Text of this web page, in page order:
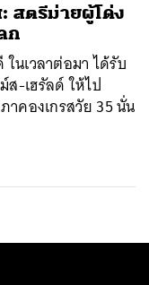
สตรีม่ายผู้โด่ง
ก
นเวลาต่อมา ได้รับ
-เฮรัลด์ ให้ไป
คองเกรสวัย 35 นั่น